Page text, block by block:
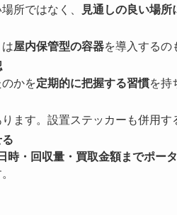
所ではなく、
見通しの良い場所
屋内保管型の容器を導入するの
かを定期的に把握する習慣を持
ります。設置ステッカーも併用す
時・回収量・買取金額までポー